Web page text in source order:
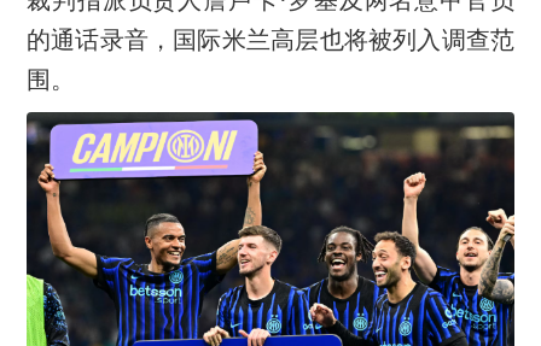
的通话录音，国际米兰高层也将被列入调查范
围。